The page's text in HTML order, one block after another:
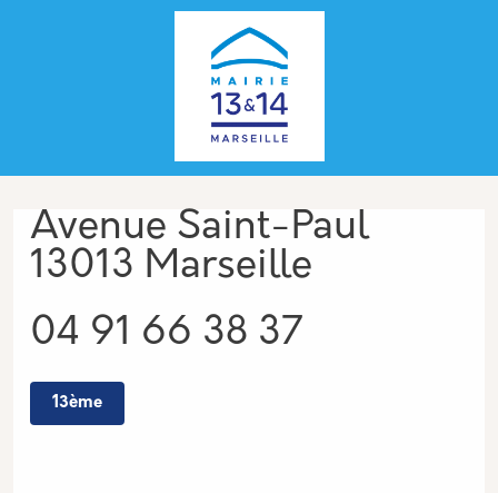
Aller au contenu principal
Adresse
Avenue Saint-Paul
13013 Marseille
Téléphone
04 91 66 38 37
13ème
Panneau de gestion des cookies